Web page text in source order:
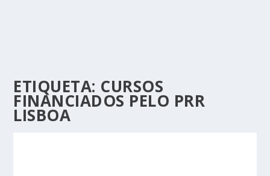
ETIQUETA: CURSOS
FINANCIADOS PELO PRR
LISBOA